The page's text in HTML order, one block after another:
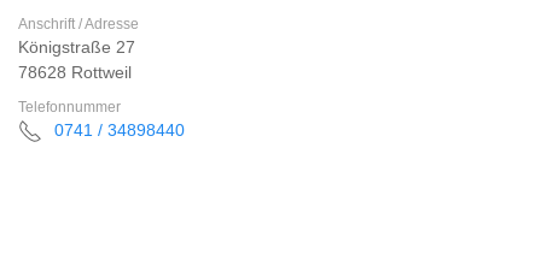
Anschrift / Adresse
Königstraße 27
78628 Rottweil
Telefonnummer
0741 / 34898440